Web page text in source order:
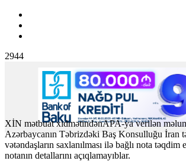
2944
XİN mətbuat xidmətindənAPA-ya verilən
Azərbaycanın Təbrizdəki Baş Konsulluğu İran
vətəndaşların saxlanılması ilə bağlı nota
notanın detallarını açıqlamayıblar.